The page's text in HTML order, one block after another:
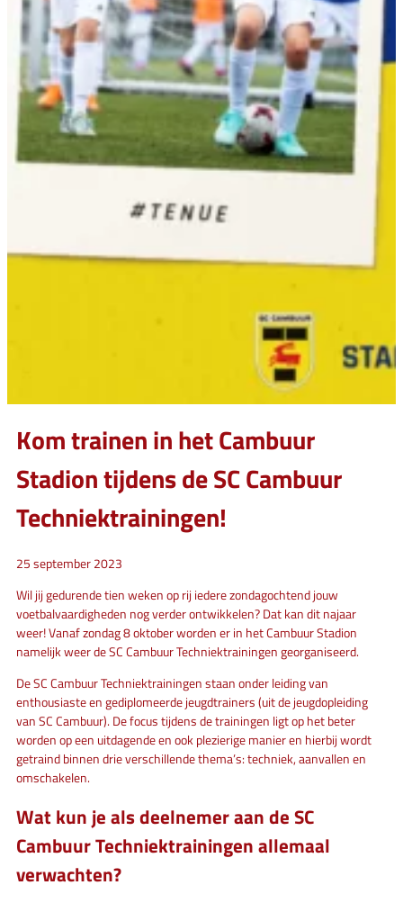
Kom trainen in het Cambuur
Stadion tijdens de SC Cambuur
Techniektrainingen!
25 september 2023
Wil jij gedurende tien weken op rij iedere zondagochtend jouw
voetbalvaardigheden nog verder ontwikkelen? Dat kan dit najaar
weer! Vanaf zondag 8 oktober worden er in het Cambuur Stadion
namelijk weer de SC Cambuur Techniektrainingen georganiseerd.
De SC Cambuur Techniektrainingen staan onder leiding van
enthousiaste en gediplomeerde jeugdtrainers (uit de jeugdopleiding
van SC Cambuur). De focus tijdens de trainingen ligt op het beter
worden op een uitdagende en ook plezierige manier en hierbij wordt
getraind binnen drie verschillende thema’s: techniek, aanvallen en
omschakelen.
Wat kun je als deelnemer aan de SC
Cambuur Techniektrainingen allemaal
verwachten?